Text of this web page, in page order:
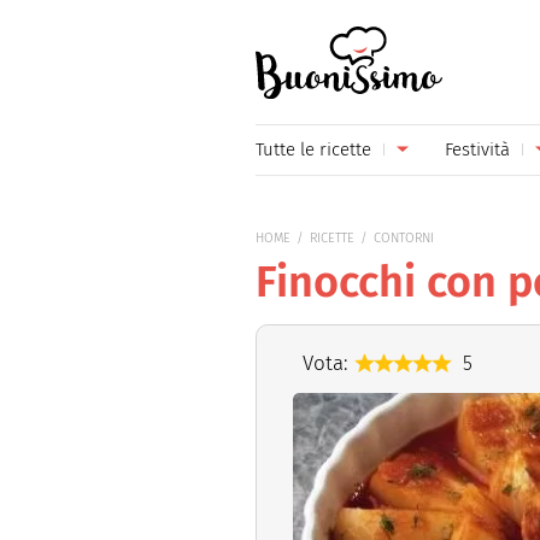
Tutte le ricette
Piatti unici
Contorni
Formaggi
Frutta
Festività
Festa
Festa
Natale
HOME RICETTE CONTORNI
Finocchi con
Vota: 5